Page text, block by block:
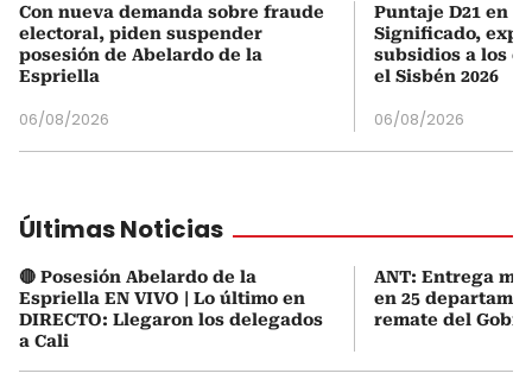
Con nueva demanda sobre fraude
electoral, piden suspender
posesión de Abelardo de la
Espriella
06/08/2026
Puntaje D21 en
Significado,
subsidios a los
el Sisbén 2026
06/08/2026
Últimas Noticias
🔴 Posesión Abelardo de la
Espriella EN VIVO | Lo último en
DIRECTO: Llegaron los delegados
a Cali
ANT: Entrega
en 25
remate del